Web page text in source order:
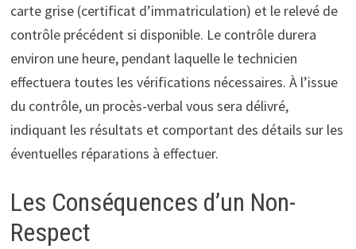
carte grise (certificat d’immatriculation) et le relevé de
contrôle précédent si disponible. Le contrôle durera
environ une heure, pendant laquelle le technicien
effectuera toutes les vérifications nécessaires. À l’issue
du contrôle, un procès-verbal vous sera délivré,
indiquant les résultats et comportant des détails sur les
éventuelles réparations à effectuer.
Les Conséquences d’un Non-
Respect